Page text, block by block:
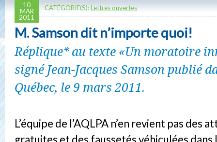
10
MAR
2011
CATÉGORIE(S):Lettres ouvertes
M. Samson dit n’importe quoi!
Réplique* au texte «Un moratoire
signé Jean-Jacques Samson publié
Québec, le 9 mars 2011.
L’équipe de l’AQLPA n’en revient pas des
gratuites et des faussetés véhiculées